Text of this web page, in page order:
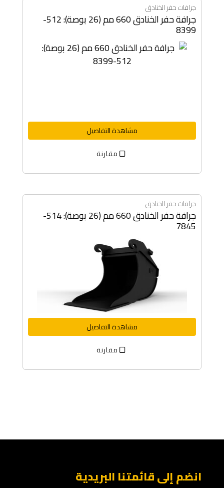
جرافات حفر الخنادق
جرافة حفر الخنادق 660 مم (26 بوصة): 512-
8399
مشاهدة التفاصيل
مقارنة
جرافات حفر الخنادق
جرافة حفر الخنادق 660 مم (26 بوصة): 514-
7845
مشاهدة التفاصيل
مقارنة
انضم إلى قائمتنا البريدية